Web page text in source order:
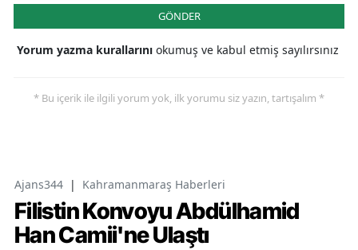
GÖNDER
Yorum yazma kurallarını okumuş ve kabul etmiş sayılırsınız
* Bu içerik ile ilgili yorum yok, ilk yorumu siz yazın, tartışalım *
Ajans344 | Kahramanmaraş Haberleri
Filistin Konvoyu Abdülhamid
Han Camii'ne Ulaştı